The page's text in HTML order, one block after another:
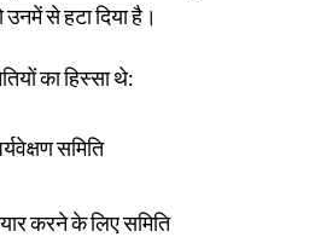
उनमें से हटा दिया है।
का हिस्सा थे:
समिति
करने के लिए समिति